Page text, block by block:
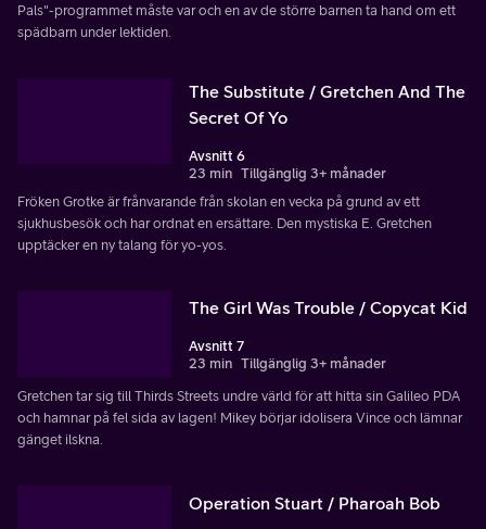
Pals"-programmet måste var och en av de större barnen ta hand om ett
spädbarn under lektiden.
The Substitute / Gretchen And The
Secret Of Yo
Avsnitt 6
23 min Tillgänglig 3+ månader
Fröken Grotke är frånvarande från skolan en vecka på grund av ett
sjukhusbesök och har ordnat en ersättare. Den mystiska E. Gretchen
upptäcker en ny talang för yo-yos.
The Girl Was Trouble / Copycat Kid
Avsnitt 7
23 min Tillgänglig 3+ månader
Gretchen tar sig till Thirds Streets undre värld för att hitta sin Galileo PDA
och hamnar på fel sida av lagen! Mikey börjar idolisera Vince och lämnar
gänget ilskna.
Operation Stuart / Pharoah Bob